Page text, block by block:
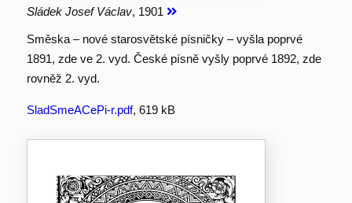
Sládek Josef Václav, 1901
Směska – nové starosvětské písničky – vyšla poprvé
1891, zde ve 2. vyd. České písně vyšly poprvé 1892, zde
rovněž 2. vyd.
SladSmeACePi-r.pdf, 619 kB